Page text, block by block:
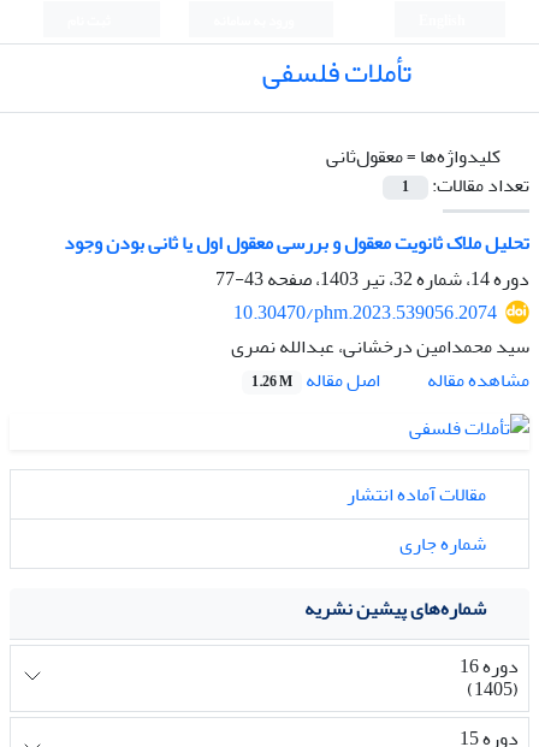
تأملات فلسفی
کلیدواژه‌ها =معقول‌ثانی
تعداد مقالات:
1
تحلیل ملاک ثانویت معقول و بررسی معقول اول یا ثانی بودن وجود
دوره 14، شماره 32، تیر 1403، صفحه
43-77
10.30470/phm.2023.539056.2074
سید محمدامین درخشانی، عبدالله نصری
مشاهده مقاله
اصل مقاله 1.26 M
مقالات آماده انتشار
شماره جاری
شماره‌های پیشین نشریه
دوره 16
(1405)
دوره 15